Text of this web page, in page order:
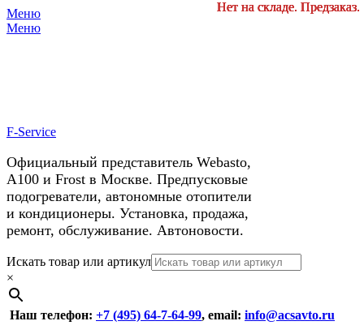
Меню
Меню
F-Service
Официальный представитель Webasto,
А100 и Frost в Москве. Предпусковые
подогреватели, автономные отопители
и кондиционеры. Установка, продажа,
ремонт, обслуживание. Автоновости.
Header
Right
Menu
Перейти
к
содержимому
Искать товар или артикул
×
Наш телефон: +7 (495) 64-7-64-99, email: info@acsavto.ru
Нет на складе. Предзаказ.
Нет на складе. Предзаказ.
Нет на складе. Предзаказ.
Нет на складе. Предзаказ.
Нет на складе. Предзаказ.
Нет на складе. Предзаказ.
У нас космические скидки на